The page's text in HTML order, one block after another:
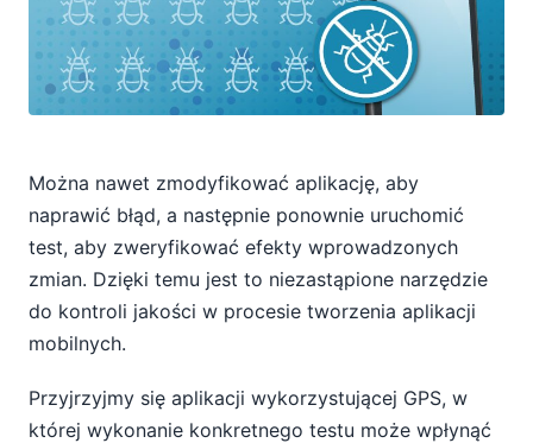
Można nawet zmodyfikować aplikację, aby
naprawić błąd, a następnie ponownie uruchomić
test, aby zweryfikować efekty wprowadzonych
zmian. Dzięki temu jest to niezastąpione narzędzie
do kontroli jakości w procesie tworzenia aplikacji
mobilnych.
Przyjrzyjmy się aplikacji wykorzystującej GPS, w
której wykonanie konkretnego testu może wpłynąć